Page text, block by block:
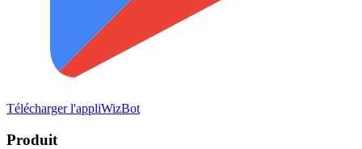
Télécharger l'appliWizBot
Produit